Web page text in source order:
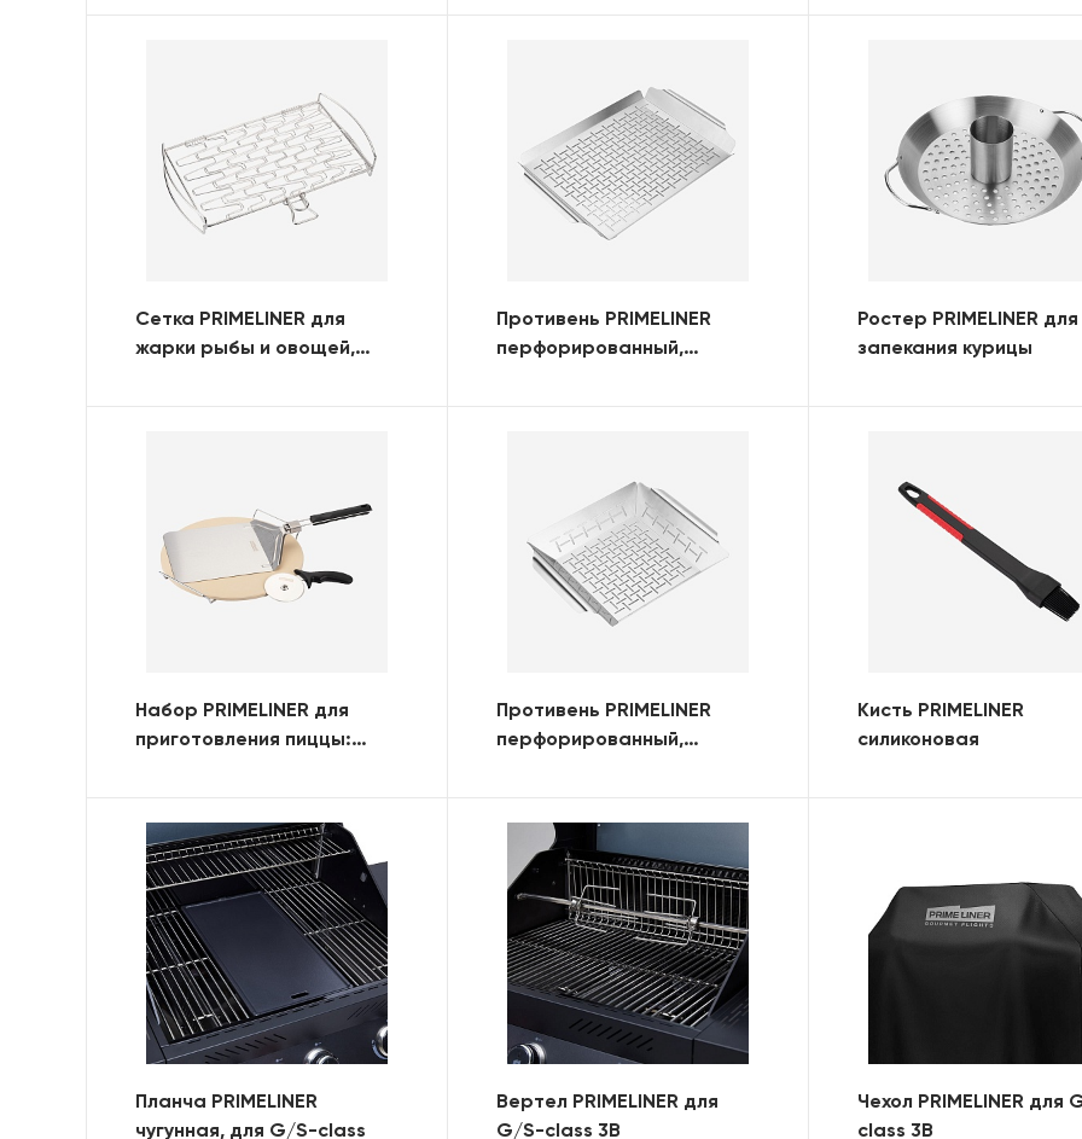
Сетка PRIMELINER для
жарки рыбы и овощей,
Противень PRIMELINER
перфорированный,
Ростер PRIMELINER для
запекания курицы
Набор PRIMELINER для
приготовления пиццы:
Противень PRIMELINER
перфорированный,
Кисть PRIMELINER
силиконовая
Планча PRIMELINER
чугунная, для G/S-class
Вертел PRIMELINER для
G/S-class 3B
Чехол PRIMELINER для
class 3B